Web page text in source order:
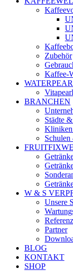
Zubehör
Kaffee-
BRANCHEN
Städte
W & S
Unsere
Partner
BLOG
KONTAKT
SHOP